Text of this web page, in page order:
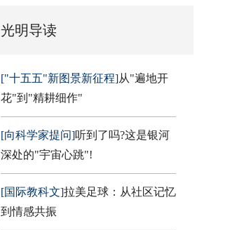
光明导读
["十五五"新图景新征程]从"遍地开
花"到"精耕细作"
[向科学家提问]听到了吗?这是银河
深处的"宇宙心跳"!
[国际教科文]拉美足球：从社区记忆
到情感共振